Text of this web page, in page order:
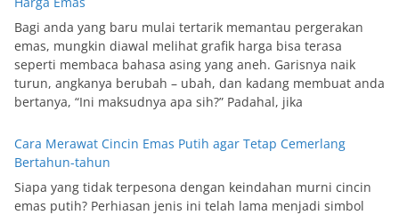
Bagi anda yang baru mulai tertarik memantau pergerakan
emas, mungkin diawal melihat grafik harga bisa terasa
seperti membaca bahasa asing yang aneh. Garisnya naik
turun, angkanya berubah – ubah, dan kadang membuat anda
bertanya, “Ini maksudnya apa sih?” Padahal, jika
Cara Merawat Cincin Emas Putih agar Tetap Cemerlang
Bertahun-tahun
Siapa yang tidak terpesona dengan keindahan murni cincin
emas putih? Perhiasan jenis ini telah lama menjadi simbol